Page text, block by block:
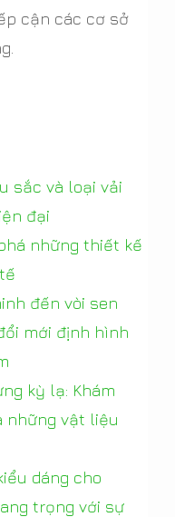
cận các cơ sở
sắc và loại vải
đại
những thiết kế
đến vòi sen
mới định hình
kỳ lạ: Khám
những vật liệu
dáng cho
trọng với sự